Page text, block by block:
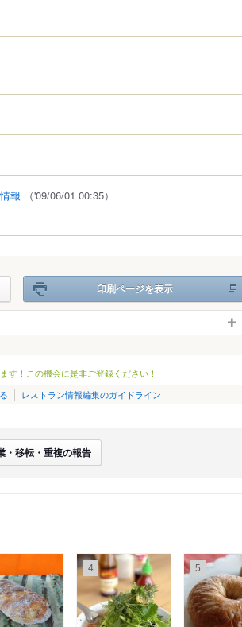
報 （'09/06/01 00:35）
印刷ページを表示
す！この機会に是非ご登録ください！
レストラン情報編集のガイドライン
・移転・重複の報告
4 5